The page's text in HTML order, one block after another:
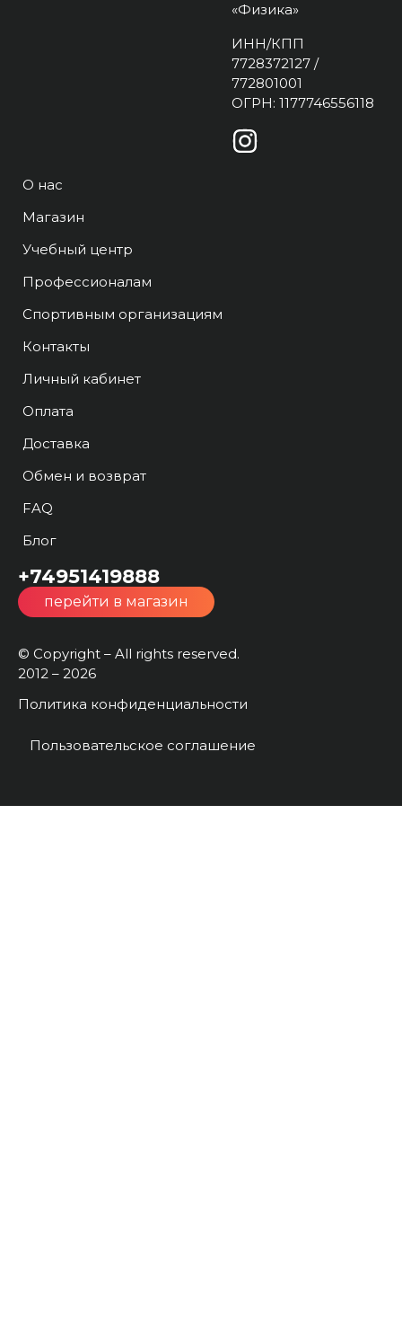
«Физика»
ИНН/КПП
7728372127 /
772801001
ОГРН: 1177746556118
О нас
Магазин
Учебный центр
Профессионалам
Спортивным организациям
Контакты
Личный кабинет
Оплата
Доставка
Обмен и возврат
FAQ
Блог
+74951419888
перейти в магазин
© Copyright – All rights reserved.
2012 – 2026
Политика конфиденциальности
Пользовательское соглашение